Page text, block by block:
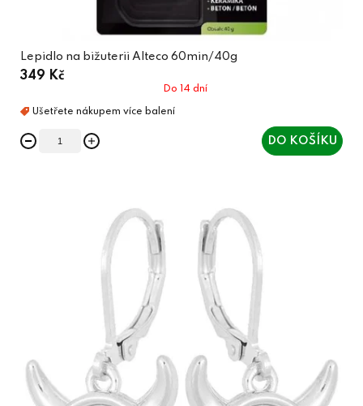
Lepidlo na bižuterii Alteco 60min/40g
349 Kč
Do 14 dní
DO KOŠÍKU